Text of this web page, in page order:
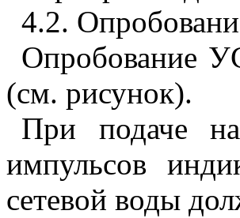
4.2.
Опробование
(см. рисунок).
При подаче
импульсов
сетевой воды